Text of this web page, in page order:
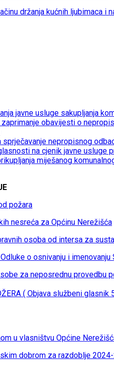
držanja kućnih ljubimaca
javne usluge sakupljanja
obavijesti o
sprječavanje nepropisnog
na cjenik javne
miješanog
požara
nesreća za Općinu Nerežišća
osoba od intersa za
o osnivanju i
za neposrednu provedbu
( Objava službeni glasnik
u vlasništvu Općine
dobrom za razdoblje